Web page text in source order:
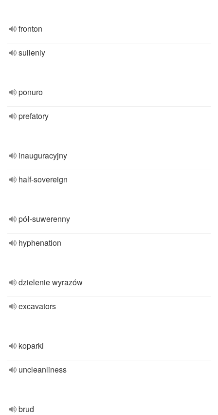
fronton
sullenly
ponuro
prefatory
inauguracyjny
half-sovereign
pół-suwerenny
hyphenation
dzielenie wyrazów
excavators
koparki
uncleanliness
brud